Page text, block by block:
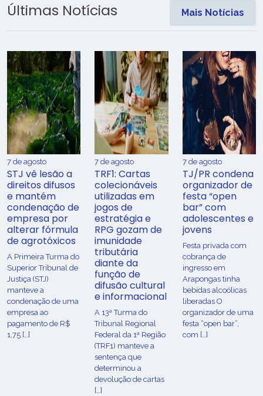
Últimas Notícias Mais Notícias
7 de agosto
STJ vê lesão a
direitos difusos
e mantém
condenação de
empresa por
alterar fórmula
de agrotóxicos
​A Primeira Turma do
Superior Tribunal de
Justiça (STJ)
manteve a
condenação de uma
empresa ao
pagamento de R$
1,75 […]
7 de agosto
TRF1: Cartas
colecionáveis
utilizadas em
jogos de
estratégia e
RPG gozam de
imunidade
tributária
diante da
função de
difusão cultural
e informacional
A 13ª Turma do
Tribunal Regional
Federal da 1ª Região
(TRF1) manteve a
sentença que
determinou a
devolução de cartas
[…]
7 de agosto
TJ/PR condena
organizador de
festa “open
bar” com
adolescentes e
jovens
Festa privada com
cobrança de
ingresso em
Arapongas tinha
bebidas alcoólicas
liberadas O
organizador de uma
festa “open bar”,
com […]